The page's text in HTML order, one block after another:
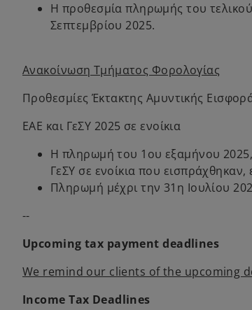
Η προθεσμία πληρωμής του
Σεπτεμβρίου 2025.
Ανακοίνωση Τμήματος Φορολογίας
Προθεσμίες Έκτακτης Αμυντικής
ΕΑΕ και ΓεΣΥ 2025 σε ενοίκια
Η πληρωμή του 1ου εξαμήνου 2025,
ΓεΣΥ σε ενοίκια που εισπράχθηκαν,
Πληρωμή μέχρι την 31η Ιουλίου
--
Upcoming tax payment deadlines
We remind our clients of the upcoming
Income Tax Deadlines